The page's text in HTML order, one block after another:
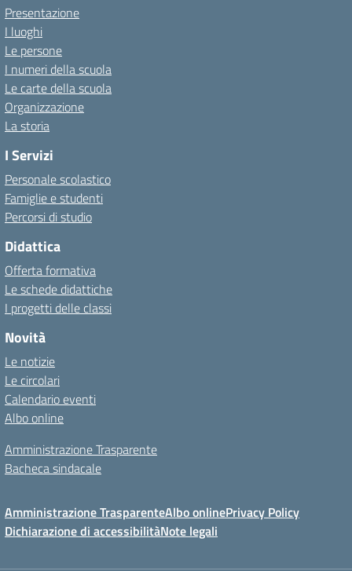
Presentazione
I luoghi
Le persone
I numeri della scuola
Le carte della scuola
Organizzazione
La storia
I Servizi
Personale scolastico
Famiglie e studenti
Percorsi di studio
Didattica
Offerta formativa
Le schede didattiche
I progetti delle classi
Novità
Le notizie
Le circolari
Calendario eventi
Albo online
Amministrazione Trasparente
Bacheca sindacale
Amministrazione TrasparenteAlbo onlinePrivacy Policy
Dichiarazione di accessibilitàNote legali